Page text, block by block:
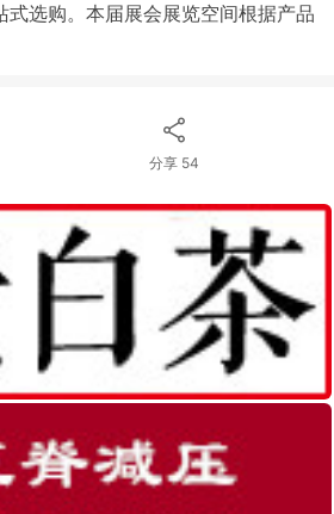
选购。本届展会展览空间根据产品
分享 54